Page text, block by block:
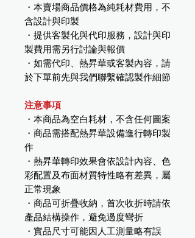
・本賣場商品價格為純耗材費用，不
含設計與印製
・提供客製化與代印服務，設計與印
製費用需另行討論與報價
・如需代印、熱昇華或客製內容，請
於下單前先與我們聯繫確認製作細節
注意事項
・本商品為空白耗材，不含任何圖案
・商品需搭配熱昇華設備進行轉印製
作
・熱昇華轉印效果會依設計內容、色
彩配置及布面材質特性略有差異，屬
正常現象
・商品可折疊收納，首次收折時請依
產品結構操作，避免過度彎折
・實品尺寸可能因人工測量略有誤